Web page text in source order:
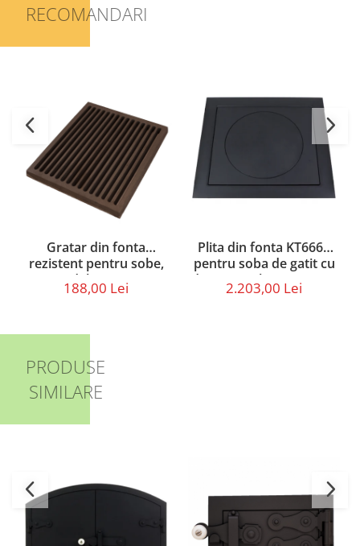
RECOMANDARI
Gratar din fonta
rezistent pentru sobe,
model GR2731,
dimensiune 260 x 302 x
188,00 Lei
Plita din fonta KT6660
pentru soba de gatit cu
dimensiunile 66 x 60 cm
2.203,00 Lei
PRODUSE
SIMILARE